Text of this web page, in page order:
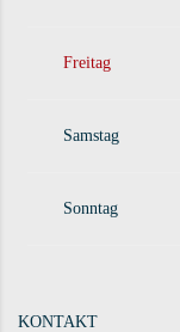
Freitag
Samstag
Sonntag
KONTAKT